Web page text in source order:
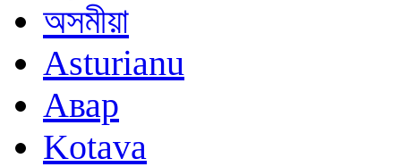
অসমীয়া
Asturianu
Авар
Kotava